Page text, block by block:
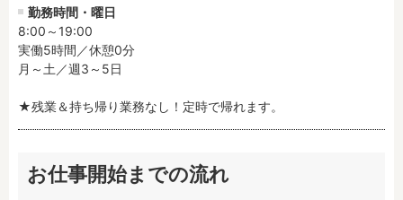
勤務時間・曜日
8:00～19:00
実働5時間／休憩0分
月～土／週3～5日
★残業＆持ち帰り業務なし！定時で帰れます。
お仕事開始までの流れ